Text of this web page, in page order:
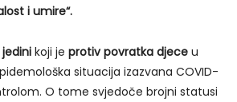
i umire“.
koji je protiv povratka djece u
situacija izazvana COVID-
O tome svjedoče brojni statusi